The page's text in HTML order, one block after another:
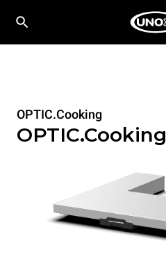
OPTIC.Cooking
OPTIC.Cooking